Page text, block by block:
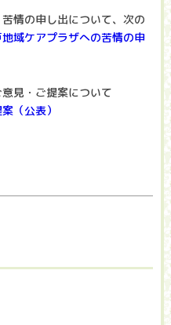
情の申し出について、次の
域ケアプラザへの苦情の申
見・ご提案について
（公表）